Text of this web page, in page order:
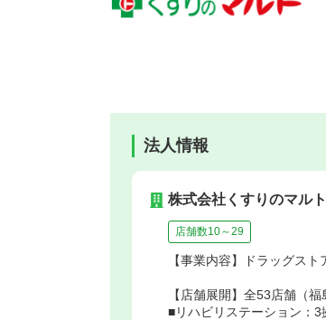
法人情報
株式会社くすりのマルト
店舗数10～29
【事業内容】ドラッグス
【店舗展開】全53店舗（
■リハビリステーション：3